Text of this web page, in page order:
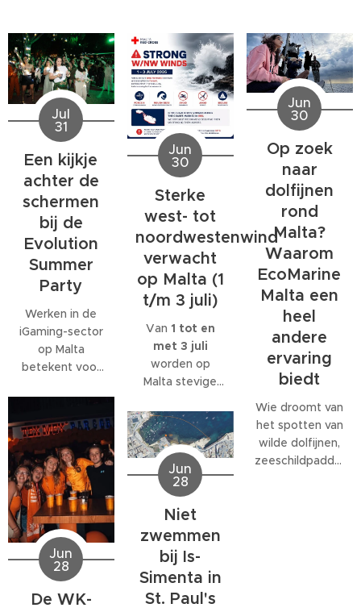
Jul
31
Een kijkje
achter de
schermen
bij de
Evolution
Summer
Party
Werken in de
iGaming-sector
op Malta
betekent voor
meer dan alleen
een baan. Veel
bedrijven
bieden
behoorlijk wat
extra's, van
teamuitjes en
interne
activiteiten tot
grote
personeelsfeesten.
Jun
30
Sterke
west- tot
noordwestenwind
verwacht
op Malta (1
t/m 3 juli)
Van 1 tot en
met 3 juli
worden op
Malta stevige
noordwestenwinden
(W/NW)
verwacht.
Volgens het
Malta Red Cross
kan de wind
tijdelijk
toenemen tot
windkracht 6
met name op
donderdag 2
Jun
30
Op zoek
naar
dolfijnen
rond
Malta?
Waarom
EcoMarine
Malta een
heel
andere
ervaring
biedt
Wie droomt van
het spotten van
wilde dolfijnen,
zeeschildpadden
Jun
28
De WK-
Jun
28
Niet
zwemmen
bij Is-
Simenta in
St. Paul's